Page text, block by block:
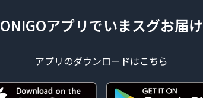
ONIGOアプリでいまスグお届け
アプリのダウンロードはこちら